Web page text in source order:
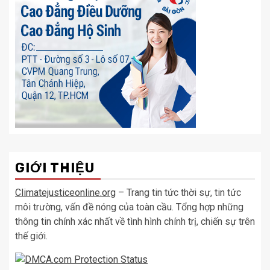
GIỚI THIỆU
Climatejusticeonline.org – Trang tin tức thời sự, tin tức
môi trường, vấn đề nóng của toàn cầu. Tổng hợp những
thông tin chính xác nhất về tình hình chính trị, chiến sự trên
thế giới.